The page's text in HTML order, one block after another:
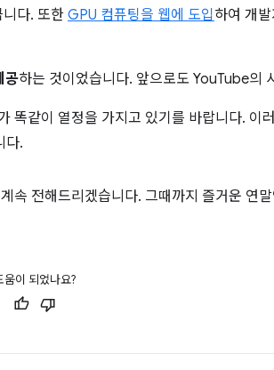
다. 또한 GPU 컴퓨팅을 웹에 도입 하여 개
공하는 것이었습니다. 앞으로도 YouTube의
똑같이 열정을 가지고 있기를 바랍니다. 이
다.
전해드리겠습니다. 그때까지 즐거운 연
움이 되었나요?